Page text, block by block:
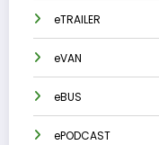
eTRAILER
eVAN
eBUS
ePODCAST